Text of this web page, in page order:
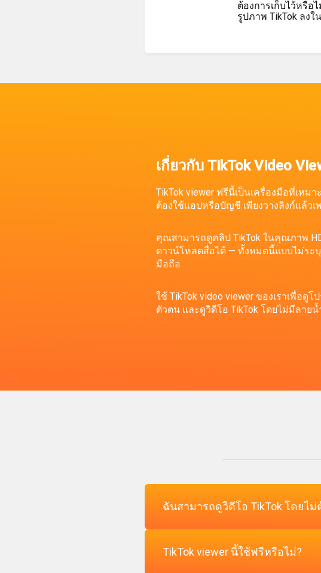
ต้องการเก็บไว้หรือ
รูปภาพ TikTok ลง
เกี่ยวกับ TikTok Video
TikTok viewer ฟรีนี้เป็นเครื่องมือที่เหม
ต้องใช้แอปหรือบัญชี เพียงวางลิงก์แล้ว
คุณสามารถดูคลิป TikTok ในคุณภาพ
ดาวน์โหลดสื่อได้ — ทั้งหมดนี้แบบไม่ระ
มือถือ
ใช้ TikTok video viewer ของเราเพื่อดู
ตัวตน และดูวิดีโอ TikTok โดยไม่มีลา
ฉันสามารถดูวิดีโอ TikTok โดยไม่
ได้ TikTok viewer ของเราช่วยให้คุณ
TikTok viewer นี้ใช้ฟรีหรือไม่?